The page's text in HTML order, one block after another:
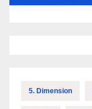
5. Dimension